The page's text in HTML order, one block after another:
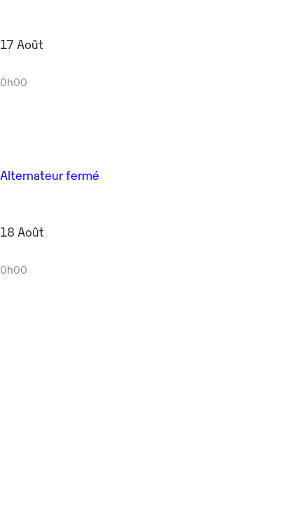
17 Août
0h00
Alternateur fermé
18 Août
0h00